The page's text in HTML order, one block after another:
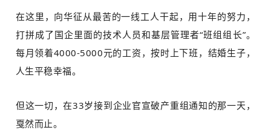
在这里，向华征从最苦的一线工人干起，用十年的努力，
打拼成了国企里面的技术人员和基层管理者“班组组长”。
每月领着4000-5000元的工资，按时上下班，结婚生子，
人生平稳幸福。
但这一切，在33岁接到企业官宣破产重组通知的那一天，
戛然而止。